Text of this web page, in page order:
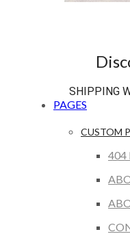
SHIPPING
PAGES
CUSTOM
404